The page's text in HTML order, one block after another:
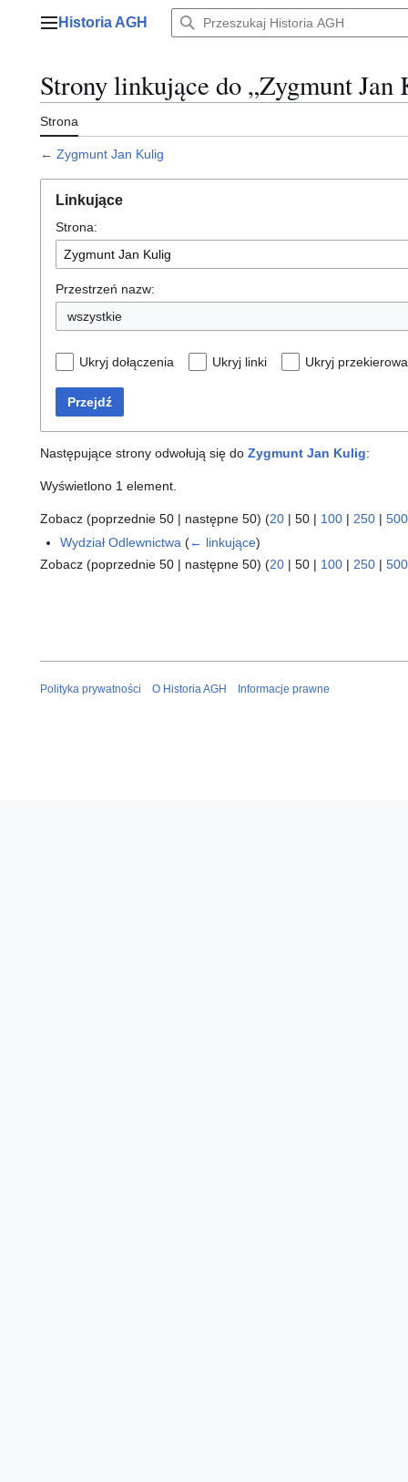
Menu główne
Historia AGH
Strony linkujące do „Zygmunt Jan
Strona
← Zygmunt Jan Kulig
Linkujące
Strona:
Przestrzeń nazw:
wszystkie
Ukryj dołączenia Ukryj linki Ukryj
Przejdź
Następujące strony odwołują się do Zygmunt Jan Kulig:
Wyświetlono 1 element.
Zobacz (poprzednie 50 | następne 50) (20 | 50 | 100 | 250 | 500
Wydział Odlewnictwa (← linkujące)
Zobacz (poprzednie 50 | następne 50) (20 | 50 | 100 | 250 | 500
Polityka prywatności O Historia AGH Informacje prawne